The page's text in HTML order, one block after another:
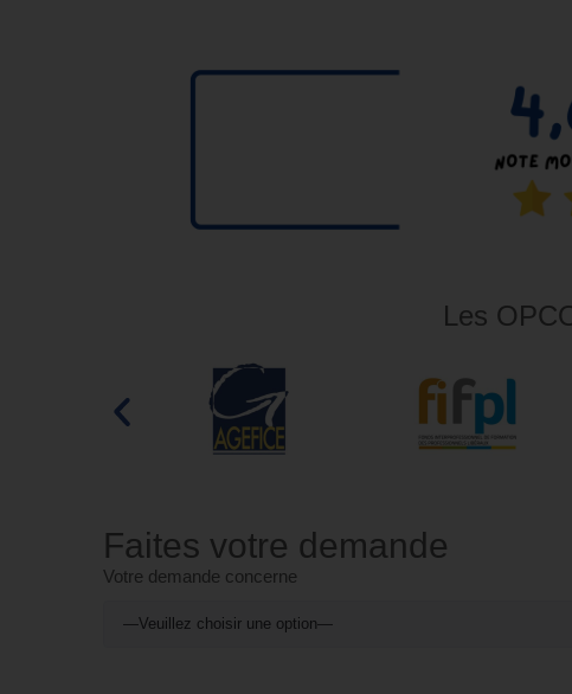
Les
Faites votre demande
Votre demande concerne